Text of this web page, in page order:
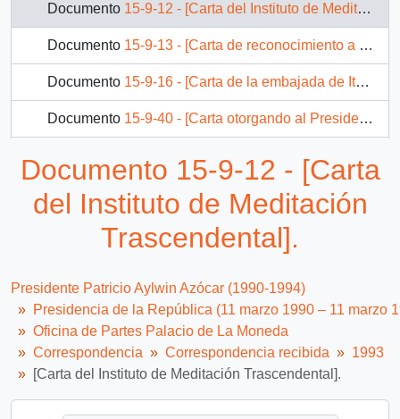
Documento 15-9-12 - [Carta del Instituto de Meditación Trascendental].
Documento 15-9-13 - [Carta de reconocimiento a la gestión de su Excelencia el Presidente de la República].
Documento 15-9-16 - [Carta de la embajada de Italia en Santiago].
Documento 15-9-40 - [Carta otorgando al Presidente de la República "EL ESCRIBO de HONOR"].
17-8-17 - [Carta enviada al Presidente de la República por Carlos Maximiliano Neira Muñoz].
3204 más...
Documento 15-9-12 - [Carta
del Instituto de Meditación
Trascendental].
Presidente Patricio Aylwin Azócar (1990-1994)
Presidencia de la República (11 marzo 1990 – 11 marzo
Oficina de Partes Palacio de La Moneda
Correspondencia
Correspondencia recibida
1993
[Carta del Instituto de Meditación Trascendental].